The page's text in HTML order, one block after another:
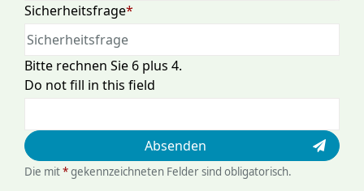
Pflichtfeld
Sicherheitsfrage*
Bitte rechnen Sie 6 plus 4.
Do not fill in this field
Absenden
Die mit*gekennzeichneten Felder sind obligatorisch.